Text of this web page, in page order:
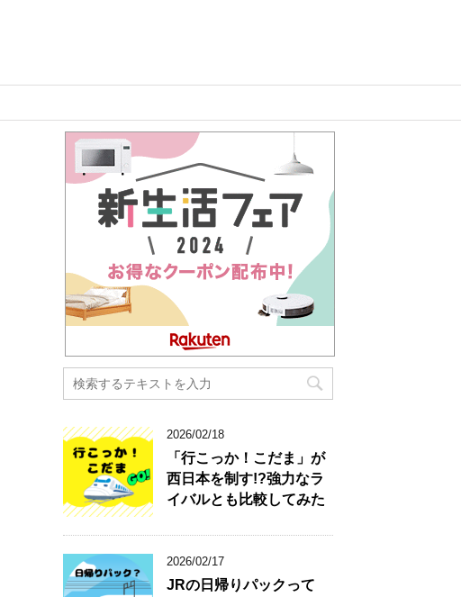
2026/02/18
「行こっか！こだま」が
西日本を制す!?強力なラ
イバルとも比較してみた
2026/02/17
JRの日帰りパックって